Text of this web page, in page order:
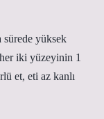
sürede yüksek
iki yüzeyinin 1
et, eti az kanlı